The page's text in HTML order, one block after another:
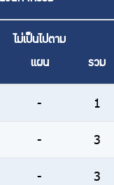
ไม่เป็นไปตาม
แผน รวม
- 1
- 3
- 3